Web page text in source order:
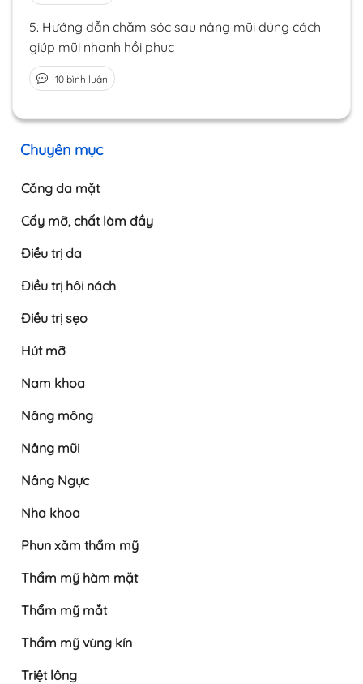
Chuyên mục
Căng da mặt
Cấy mỡ, chất làm đầy
Điều trị da
Điều trị hôi nách
Điều trị sẹo
Hút mỡ
Nam khoa
Nâng mông
Nâng mũi
Nâng Ngực
Nha khoa
Phun xăm thẩm mỹ
Thẩm mỹ hàm mặt
Thẩm mỹ mắt
Thẩm mỹ vùng kín
Triệt lông
5. Hướng dẫn chăm sóc sau nâng mũi đúng cách
giúp mũi nhanh hồi phục
10 bình luận